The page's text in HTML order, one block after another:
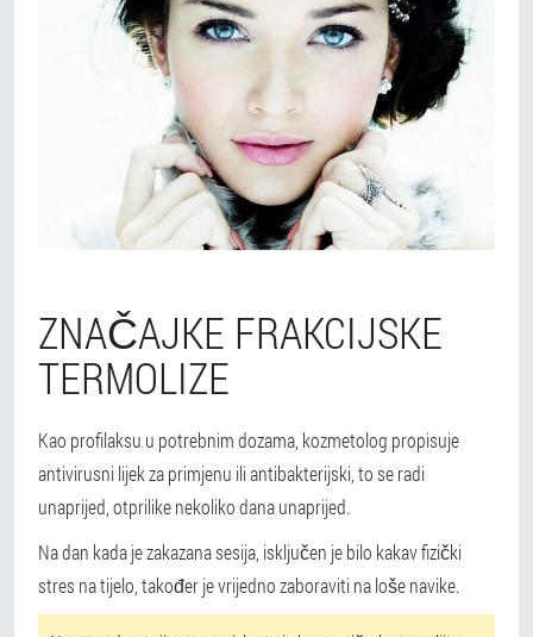
ZNAČAJKE FRAKCIJSKE
TERMOLIZE
Kao profilaksu u potrebnim dozama, kozmetolog propisuje
antivirusni lijek za primjenu ili antibakterijski, to se radi
unaprijed, otprilike nekoliko dana unaprijed.
Na dan kada je zakazana sesija, isključen je bilo kakav fizički
stres na tijelo, također je vrijedno zaboraviti na loše navike.